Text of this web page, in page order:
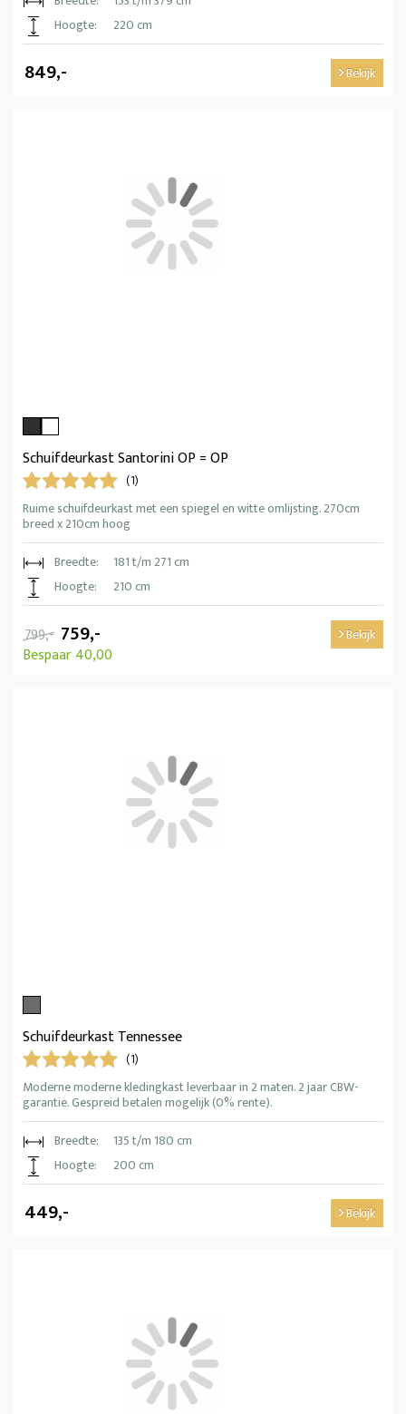
Hoogte:
220 cm
849,- Bekijk
Schuifdeurkast Santorini OP = OP
(1)
Ruime schuifdeurkast met een spiegel en witte omlijsting. 270cm
breed x 210cm hoog
Breedte:
181 t/m 271 cm
Hoogte:
210 cm
799,- 759,-
Bespaar 40,00
Bekijk
Schuifdeurkast Tennessee
(1)
Moderne moderne kledingkast leverbaar in 2 maten. 2 jaar CBW-
garantie. Gespreid betalen mogelijk (0% rente).
Breedte:
135 t/m 180 cm
Hoogte:
200 cm
449,- Bekijk